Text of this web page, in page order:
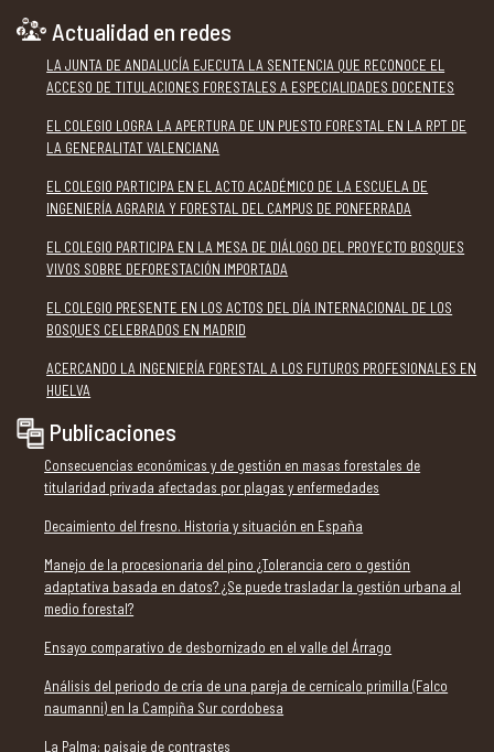
Actualidad en redes
LA JUNTA DE ANDALUCÍA EJECUTA LA SENTENCIA QUE RECONOCE EL
ACCESO DE TITULACIONES FORESTALES A ESPECIALIDADES DOCENTES
EL COLEGIO LOGRA LA APERTURA DE UN PUESTO FORESTAL EN LA RPT DE
LA GENERALITAT VALENCIANA
EL COLEGIO PARTICIPA EN EL ACTO ACADÉMICO DE LA ESCUELA DE
INGENIERÍA AGRARIA Y FORESTAL DEL CAMPUS DE PONFERRADA
EL COLEGIO PARTICIPA EN LA MESA DE DIÁLOGO DEL PROYECTO BOSQUES
VIVOS SOBRE DEFORESTACIÓN IMPORTADA
EL COLEGIO PRESENTE EN LOS ACTOS DEL DÍA INTERNACIONAL DE LOS
BOSQUES CELEBRADOS EN MADRID
ACERCANDO LA INGENIERÍA FORESTAL A LOS FUTUROS PROFESIONALES EN
HUELVA
Publicaciones
Consecuencias económicas y de gestión en masas forestales de
titularidad privada afectadas por plagas y enfermedades
Decaimiento del fresno. Historia y situación en España
Manejo de la procesionaria del pino ¿Tolerancia cero o gestión
adaptativa basada en datos? ¿Se puede trasladar la gestión urbana al
medio forestal?
Ensayo comparativo de desbornizado en el valle del Árrago
Análisis del periodo de cría de una pareja de cernícalo primilla (Falco
naumanni) en la Campiña Sur cordobesa
La Palma: paisaje de contrastes